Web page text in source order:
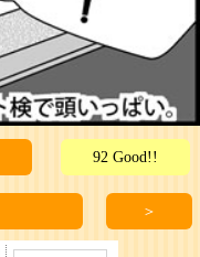
92 Good!!
＞